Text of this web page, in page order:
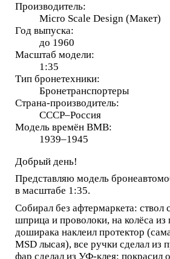
Производитель:
Micro Scale Design (Макет)
Год выпуска:
до 1960
Масштаб модели:
1:35
Тип бронетехники:
Бронетранспортеры
Страна-производитель:
СССР–Россия
Модель времён ВМВ:
1939–1945
Добрый день!
Представляю модель
в масштабе 1:35.
Собирал без афтермаркета: ствол
шприца и проволоки, на колёса из
доширака наклеил протектор
MSD лысая), все ручки сделал из
фар сделал из УФ-клея: покрасил